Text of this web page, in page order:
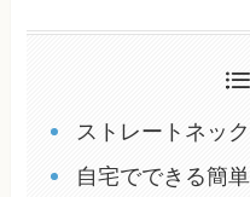
ストレートネッ
自宅でできる簡